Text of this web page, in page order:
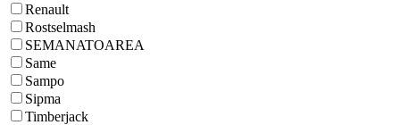
Renault
Rostselmash
SEMANATOAREA
Same
Sampo
Sipma
Timberjack